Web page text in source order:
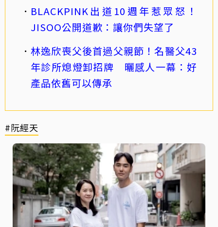
BLACKPINK出道10週年惹眾怒！
JISOO公開道歉：讓你們失望了
林逸欣喪父後首過父親節！名醫父43
年診所熄燈卸招牌 曬感人一幕：好
產品依舊可以傳承
#阮經天